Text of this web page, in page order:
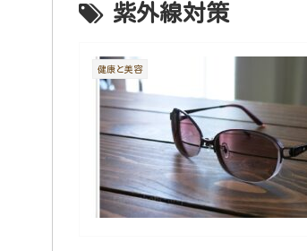
紫外線対策
健康と美容